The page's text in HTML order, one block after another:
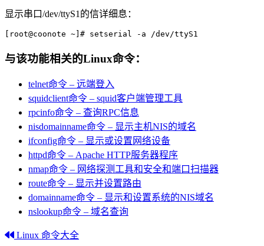
显示串口/dev/ttyS1的信详细息：
[root@coonote ~]# setserial -a /dev/ttyS1
与该功能相关的Linux命令：
telnet命令 – 远端登入
squidclient命令 – squid客户端管理工具
rpcinfo命令 – 查询RPC信息
nisdomainname命令 – 显示主机NIS的域名
ifconfig命令 – 显示或设置网络设备
httpd命令 – Apache HTTP服务器程序
nmap命令 – 网络探测工具和安全和端口扫描器
route命令 – 显示并设置路由
domainname命令 – 显示和设置系统的NIS域名
nslookup命令 – 域名查询
Linux 命令大全